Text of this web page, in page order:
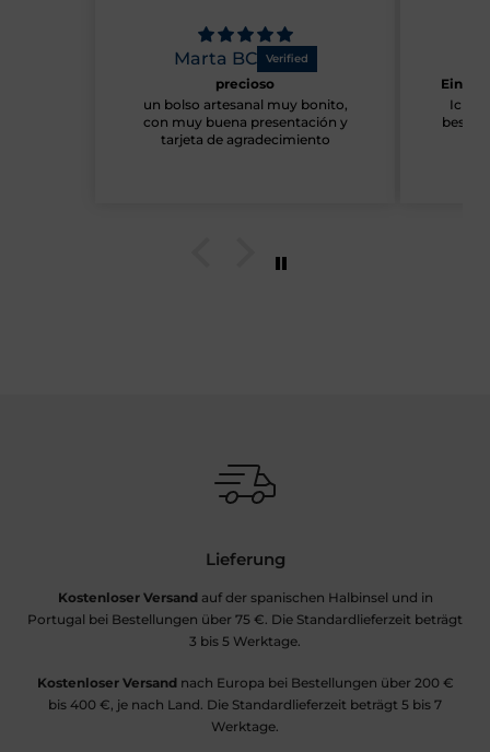
Marta BC
precioso
un bolso artesanal muy bonito,
con muy buena presentación y
tarjeta de agradecimiento
Eine
Ich
Lieferung
Kostenloser Versandauf der spanischen Halbinsel und in
Portugal bei Bestellungen über 75 €. Die Standardlieferzeit beträgt
3 bis 5 Werktage.
Kostenloser Versandnach Europa bei Bestellungen über 200 €
bis 400 €, je nach Land. Die Standardlieferzeit beträgt 5 bis 7
Werktage.